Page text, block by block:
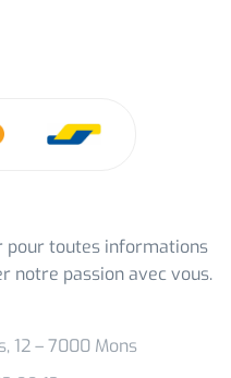
pour toutes informations
notre passion avec vous.
12 – 7000 Mons